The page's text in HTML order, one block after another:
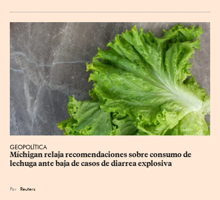
GEOPOLÍTICA
Míchigan relaja recomendaciones sobre consumo de
lechuga ante baja de casos de diarrea explosiva
Por Reuters